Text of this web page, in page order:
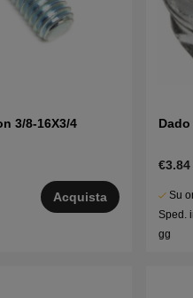
3/8-16X3/4
Acquista
€3.84
Su
Sped.
gg